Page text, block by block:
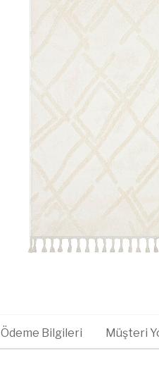
Ödeme Bilgileri Müşteri